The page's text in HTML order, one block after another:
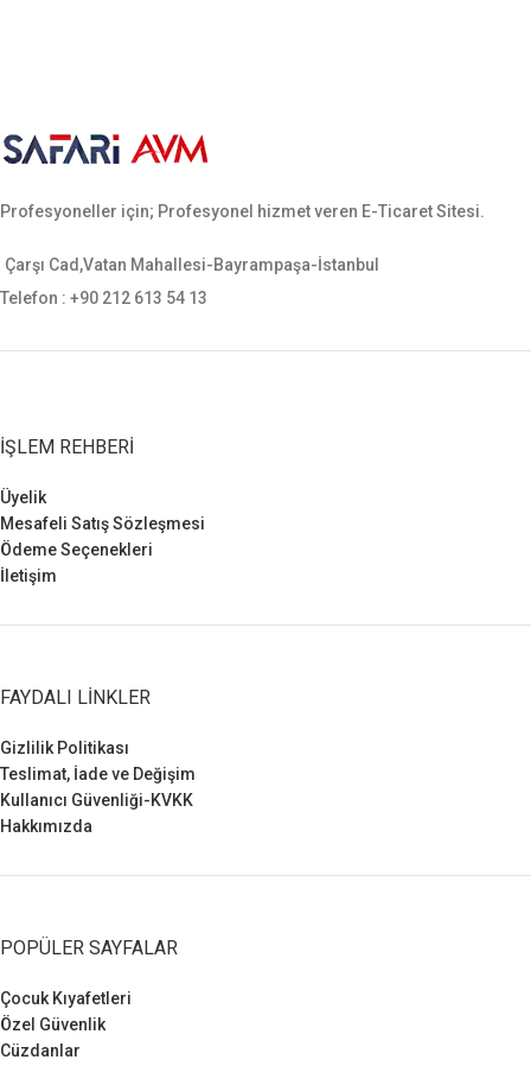
Profesyoneller için; Profesyonel hizmet veren E-Ticaret Sitesi.
Çarşı Cad,Vatan Mahallesi-Bayrampaşa-İstanbul
Telefon : +90 212 613 54 13
İŞLEM REHBERI
Üyelik
Mesafeli Satış Sözleşmesi
Ödeme Seçenekleri
İletişim
FAYDALI LINKLER
Gizlilik Politikası
Teslimat, İade ve Değişim
Kullanıcı Güvenliği-KVKK
Hakkımızda
POPÜLER SAYFALAR
Çocuk Kıyafetleri
Özel Güvenlik
Cüzdanlar